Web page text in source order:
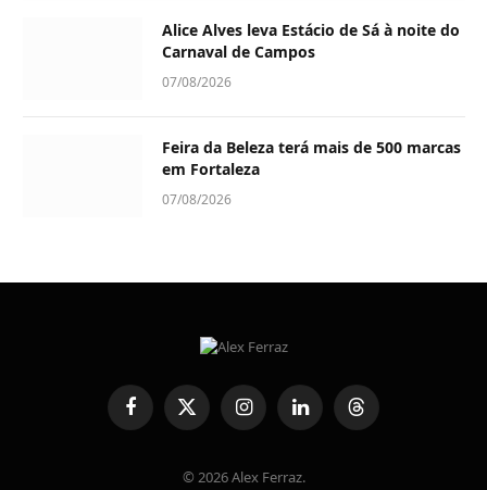
Alice Alves leva Estácio de Sá à noite do
Carnaval de Campos
07/08/2026
Feira da Beleza terá mais de 500 marcas
em Fortaleza
07/08/2026
FacebookX
(Twitter)
InstagramLinkedInThreads
© 2026 Alex Ferraz.